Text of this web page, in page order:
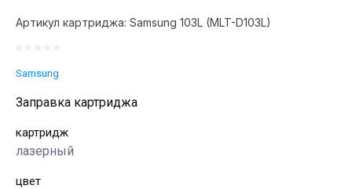
Артикул картриджа: Samsung 103L (MLT-D103L)
Samsung
Заправка картриджа
картридж
лазерный
цвет